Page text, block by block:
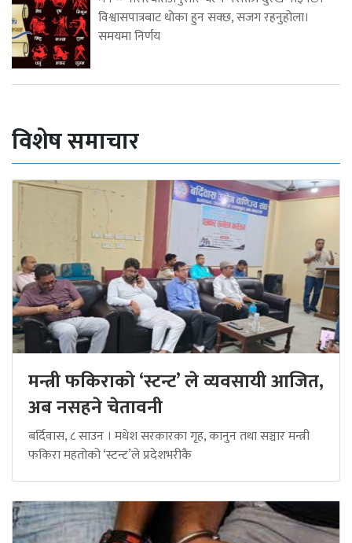
विश्वासपात्रबाट धोका हुन सक्छ, सजग रहनुहोला।
समयमा निर्णय
विशेष समाचार
मन्त्री फकिराको ‘स्टन्ट’ ले व्यवसायी आजित,
अब नसहने चेतावनी
बर्दिवास, ८ साउन । मधेश सरकारका गृह, कानुन तथा सञ्चार मन्त्री
फकिरा महतोको ‘स्टन्ट’ले प्रदेशभरीकै